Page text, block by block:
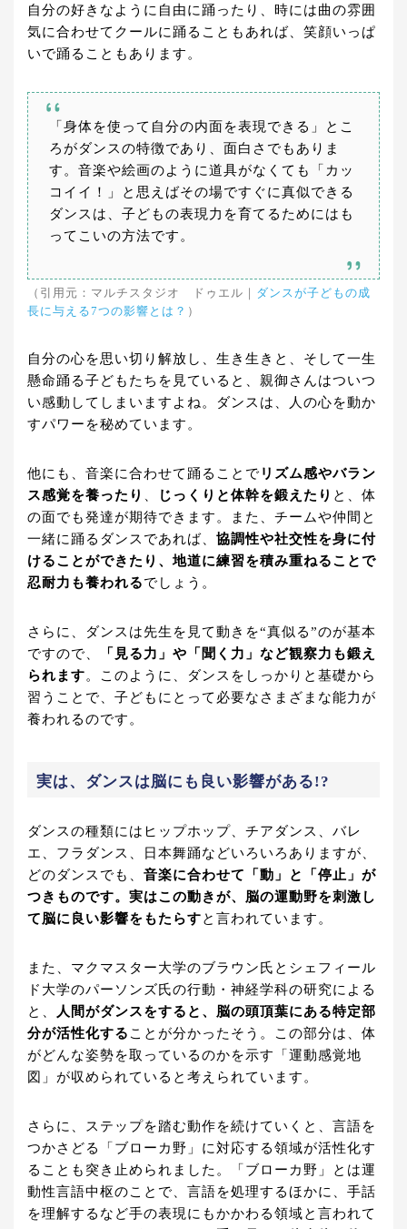
自分の好きなように自由に踊ったり、時には曲の雰囲
気に合わせてクールに踊ることもあれば、笑顔いっぱ
いで踊ることもあります。
「身体を使って自分の内面を表現できる」とこ
ろがダンスの特徴であり、面白さでもありま
す。音楽や絵画のように道具がなくても「カッ
コイイ！」と思えばその場ですぐに真似できる
ダンスは、子どもの表現力を育てるためにはも
ってこいの方法です。
（引用元：マルチスタジオ ドゥエル｜ ダンスが子どもの成
長に与える7つの影響とは？ ）
自分の心を思い切り解放し、生き生きと、そして一生
懸命踊る子どもたちを見ていると、親御さんはついつ
い感動してしまいますよね。ダンスは、人の心を動か
すパワーを秘めています。
他にも、音楽に合わせて踊ることで リズム感やバラン
ス感覚を養ったり
じっくりと体幹を鍛えたり と、体
の面でも発達が期待できます。また、チームや仲間と
一緒に踊るダンスであれば、 協調性や社交性を身に付
けることができたり、地道に練習を積み重ねることで
忍耐力も養われるでしょう。
さらに、ダンスは先生を見て動きを“真似る”のが基本
ですので、
「見る力」や「聞く力」など観察力も鍛え
られます。このように、ダンスをしっかりと基礎から
習うことで、子どもにとって必要なさまざまな能力が
養われるのです。
実は、ダンスは脳にも良い影響がある!?
ダンスの種類にはヒップホップ、チアダンス、バレ
エ、フラダンス、日本舞踊などいろいろありますが、
どのダンスでも、 音楽に合わせて「動」と「停止」が
つきものです。実はこの動きが、脳の運動野を刺激し
て脳に良い影響をもたらすと言われています。
また、マクマスター大学のブラウン氏とシェフィール
ド大学のパーソンズ氏の行動・神経学科の研究による
と、
人間がダンスをすると、脳の頭頂葉にある特定部
分が活性化する ことが分かったそう。この部分は、体
がどんな姿勢を取っているのかを示す「運動感覚地
図」が収められていると考えられています。
さらに、ステップを踏む動作を続けていくと、言語を
つかさどる「ブローカ野」に対応する領域が活性化す
ることも突き止められました。「ブローカ野」とは運
動性言語中枢のことで、言語を処理するほかに、手話
を理解するなど手の表現にもかかわる領域と言われて